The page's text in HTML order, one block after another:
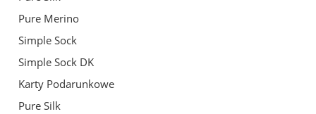
Pure Merino
Simple Sock
Simple Sock DK
Karty Podarunkowe
Pure Silk